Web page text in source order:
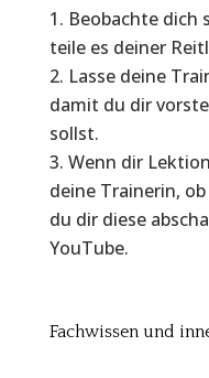
Beobachte dich
teile es deiner
Lasse deine
damit du dir
sollst.
Wenn dir
deine Trainerin,
du dir diese
YouTube.
Fachwissen und